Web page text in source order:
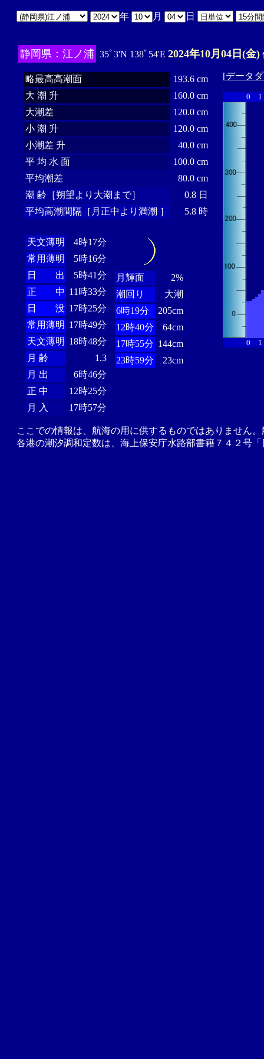
年 月 日
静岡県：江ノ浦 35ﾟ3'N 138ﾟ54'E 2024年10月04日(金)
略最高高潮面
193.6 cm
大 潮 升
160.0 cm
大潮差
120.0 cm
小 潮 升
120.0 cm
小潮差 升
40.0 cm
平 均 水 面
100.0 cm
平均潮差
80.0 cm
潮 齢［朔望より大潮まで］
0.8 日
平均高潮間隔［月正中より満潮 ］
5.8 時
天文薄明
4時17分
常用薄明
5時16分
日 出
5時41分
正 中 11時33分
日 没 17時25分
常用薄明 17時49分
天文薄明 18時48分
月 齢
1.3
月 出
6時46分
正 中
12時25分
月 入
17時57分
月輝面
2%
潮回り
大潮
6時19分
205cm
12時40分
64cm
17時55分 144cm
23時59分
23cm
[データ
0 1
0 1
ここでの情報は、航海の用に供するものではありません
各港の潮汐調和定数は、海上保安庁水路部書籍７４２号